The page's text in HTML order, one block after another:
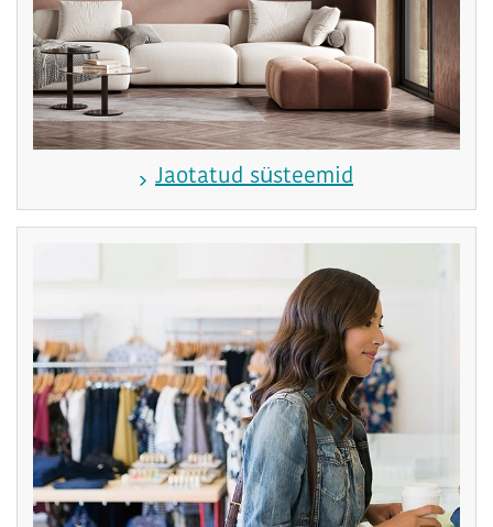
Jaotatud süsteemid